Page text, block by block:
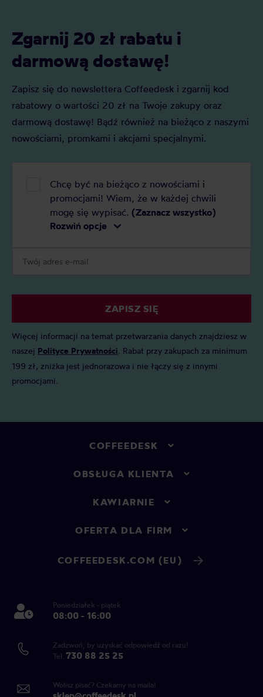
domu?
Zgarnij 20 zł rabatu i
darmową dostawę!
Zapisz się do newslettera Coffeedesk i zgarnij kod
rabatowy o wartości 20 zł na Twoje zakupy oraz
darmową dostawę! Bądź również na bieżąco z naszymi
nowościami, promkami i akcjami specjalnymi.
Chcę być na bieżąco z nowościami i
promocjami! Wiem, że w każdej chwili
mogę się wypisać. (Zaznacz wszystko)
Rozwiń opcje
ZAPISZ SIĘ
Więcej informacji na temat przetwarzania danych znajdziesz w
naszej Polityce Prywatności . Rabat przy zakupach za minimum
199 zł, zniżka jest jednorazowa i nie łączy się z innymi
promocjami.
COFFEEDESK
OBSŁUGA KLIENTA
KAWIARNIE
OFERTA DLA FIRM
COFFEEDESK.COM (EU)
Poniedziałek - piątek
08:00 - 16:00
Zadzwoń, by uzyskać odpowiedź od razu!
Tel. 730 88 25 25
Wolisz pisać? Czekamy na maila!